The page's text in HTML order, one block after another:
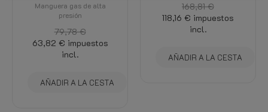
Manguera gas de alta
presión
79,78 €
63,82 € impuestos
incl.
AÑADIR A LA CESTA
168,81 €
118,16 € impuestos
incl.
AÑADIR A LA CESTA